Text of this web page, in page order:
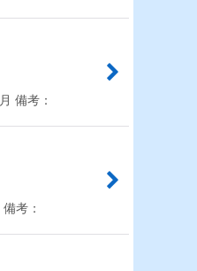
備考：
考：